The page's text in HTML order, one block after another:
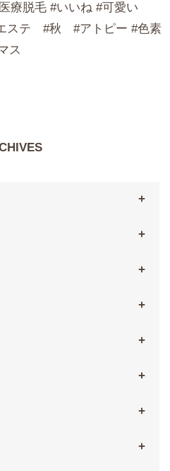
療脱毛 #いいね #可愛い
ステ #秋 #アトピー #色素
ス